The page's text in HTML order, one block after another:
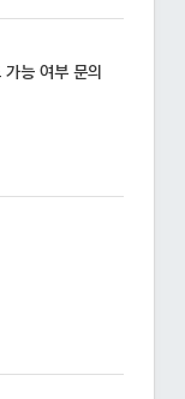
능 여부 문의